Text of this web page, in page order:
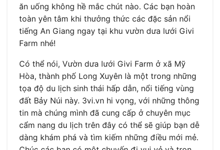
ăn uống không hề mắc chút nào. Các bạn hoàn
toàn yên tâm khi thưởng thức các đặc sản nổi
tiếng An Giang ngay tại khu vườn dưa lưới Givi
Farm nhé!
Có thể nói, Vườn dưa lưới Givi Farm ở xã Mỹ
Hòa, thành phố Long Xuyên là một trong những
tọa độ du lịch sinh thái hấp dẫn, nổi tiếng vùng
đất Bảy Núi này. 3vi.vn hi vọng, với những thông
tin mà chúng mình đã cung cấp ở chuyên mục
cẩm nang du lịch trên đây có thể sẽ giúp bạn dễ
dàng khám phá và tìm kiếm những điều mới mẻ.